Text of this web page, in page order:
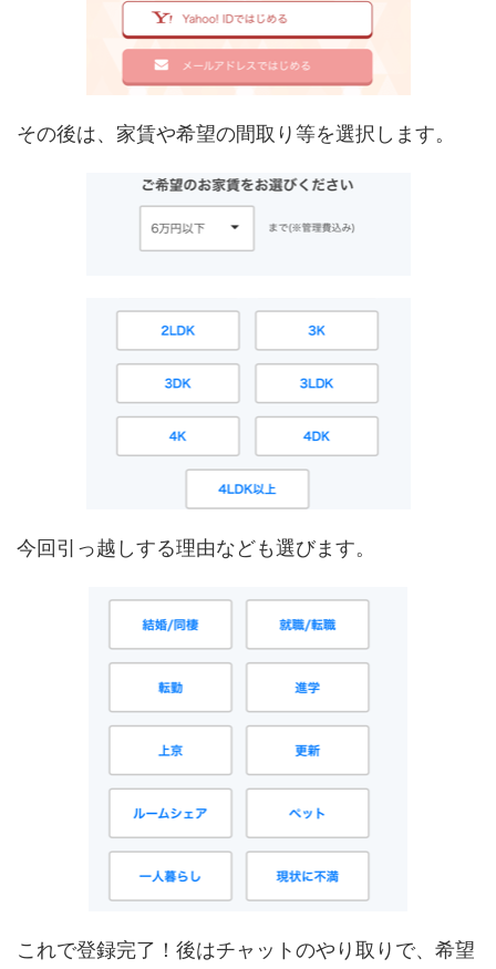
その後は、家賃や希望の間取り等を選択します。
今回引っ越しする理由なども選びます。
これで登録完了！後はチャットのやり取りで、希望